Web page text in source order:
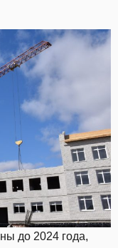
до 2024 года,